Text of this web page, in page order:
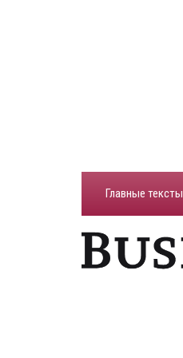
Главные тексты